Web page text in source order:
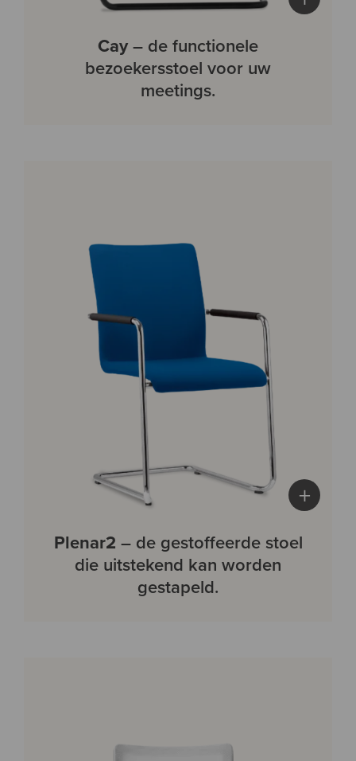
Cay– de functionele
bezoekersstoel voor uw
meetings.
+
Plenar2 – de gestoffeerde stoel
die uitstekend kan worden
gestapeld.